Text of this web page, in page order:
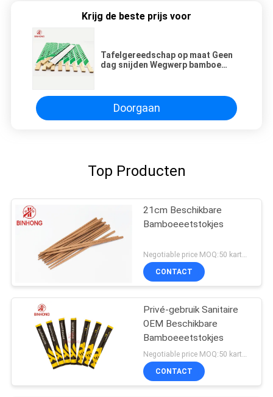
Krijg de beste prijs voor
Tafelgereedschap op maat Geen
dag snijden Wegwerp bamboe
Doorgaan
Top Producten
21cm Beschikbare
Bamboeeetstokjes
Negotiable price MOQ:50 karton
CONTACT
Privé-gebruik Sanitaire
OEM Beschikbare
Bamboeeetstokjes
Negotiable price MOQ:50 karton
CONTACT